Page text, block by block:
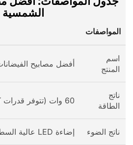
الشمسية
المواصفات
اسم
المنتج
أفضل مصابيح
ناتج
الطاقة
60 وات (تتوفر قدرات كهربائية أخرى)
ناتج الضوء إضاءة LED عالية السطوع وعريضة الزاوية